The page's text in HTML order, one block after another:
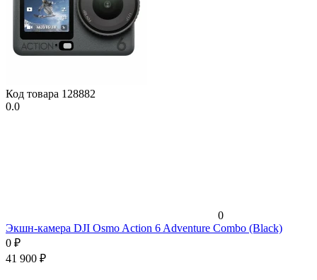
Код товара 128882
0.0
0
Экшн-камера DJI Osmo Action 6 Adventure Combo (Black)
0 ₽
41 900 ₽